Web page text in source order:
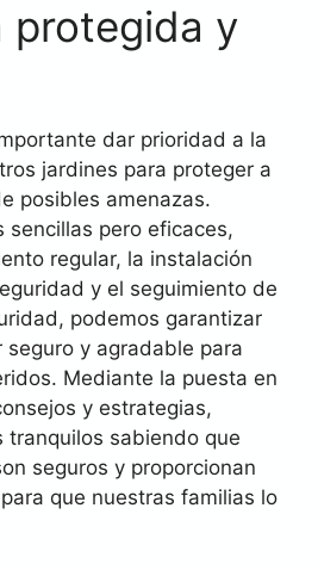
protegida y
dar prioridad a la
jardines para proteger a
posibles amenazas.
sencillas pero eficaces,
regular, la instalación
y el seguimiento de
podemos garantizar
y agradable para
Mediante la puesta en
y estrategias,
tranquilos sabiendo que
seguros y proporcionan
que nuestras familias lo